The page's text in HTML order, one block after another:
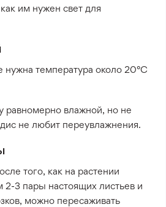
им нужен свет для
нужна температура около 20°C
равномерно влажной, но не
не любит переувлажнения.
того, как на растении
2-3 пары настоящих листьев и
можно пересаживать